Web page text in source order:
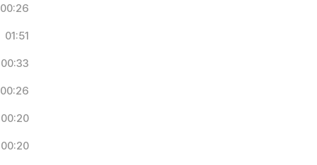
00:26
01:51
00:33
00:26
00:20
00:20